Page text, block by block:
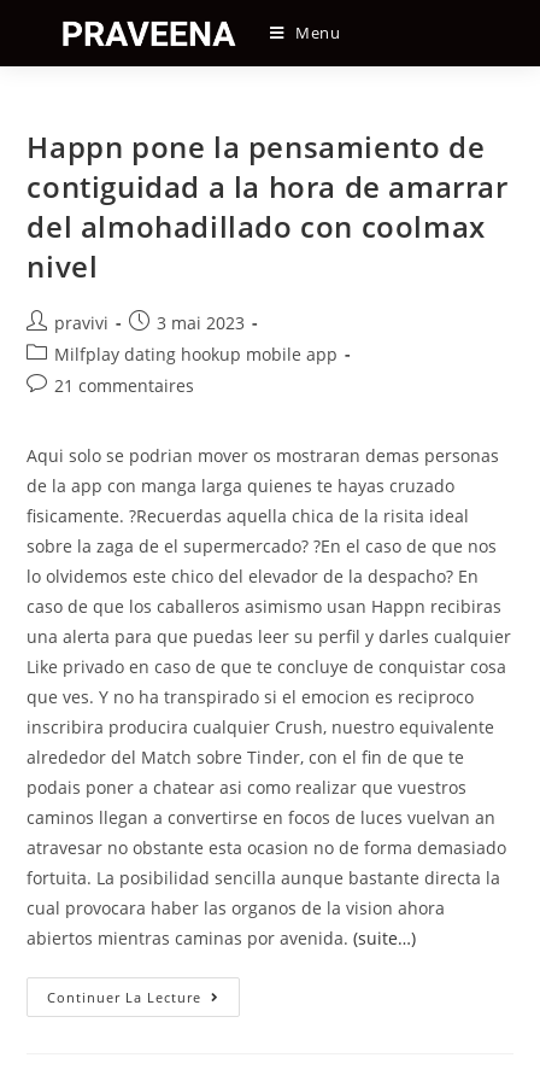
content
Menu
Happn pone la pensamiento de
contiguidad a la hora de amarrar
del almohadillado con coolmax
nivel
Auteur/autrice
de
la
publication :
pravivi
Post
published:
3 mai 2023
Post
category:
Milfplay dating hookup mobile app
Post21 commentaires
Aqui solo se podri­an mover os mostraran demas personas
de la app con manga larga quienes te hayas cruzado
fisicamente. ?Recuerdas aquella chica de la risita ideal
sobre la zaga de el supermercado? ?En el caso de que nos
lo olvidemos este chico del elevador de la despacho? En
caso de que los caballeros asimismo usan Happn recibiras
una alerta para que puedas leer su perfil y darles cualquier
Like privado en caso de que te concluye de conquistar cosa
que ves. Y no ha transpirado si el emocion es reciproco
inscribira producira cualquier Crush, nuestro equivalente
alrededor del Match sobre Tinder, con el fin de que te
podais poner a chatear asi­ como realizar que vuestros
caminos llegan a convertirse en focos de luces vuelvan an
atravesar no obstante esta ocasion no de forma demasiado
fortuita. La posibilidad sencilla aunque bastante directa la
cual provocara haber las organos de la vision ahora
abiertos mientras caminas por avenida.(suite…)
Continuer La Lecture Happn
Pone